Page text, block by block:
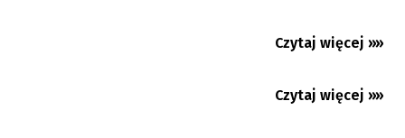
07.08.2026
Czytaj więcej »»
07.08.2026
Czytaj więcej »»
Kierowcy pojadą mostem tymczasowym